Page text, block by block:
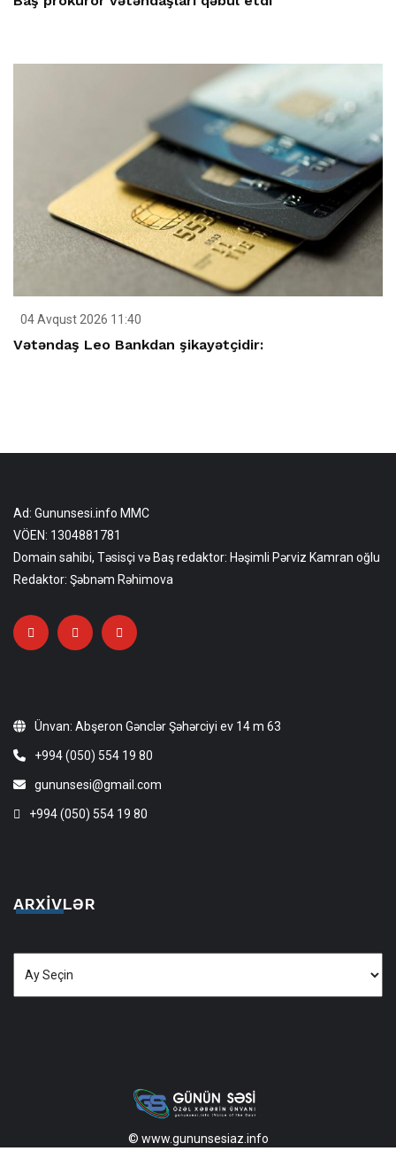
04 Avqust 2026 11:40
Vətəndaş Leo Bankdan şikayətçidir:
Ad: Gununsesi.info MMC
VÖEN: 1304881781
Domain sahibi, Təsisçi və Baş redaktor: Həşimli Pərviz Kamran oğlu
Redaktor: Şəbnəm Rəhimova
Ünvan: Abşeron Gənclər Şəhərciyi ev 14 m 63
+994 (050) 554 19 80
gununsesi@gmail.com
+994 (050) 554 19 80
ARXIVLƏR
Arxivlər
© www.gununsesiaz.info